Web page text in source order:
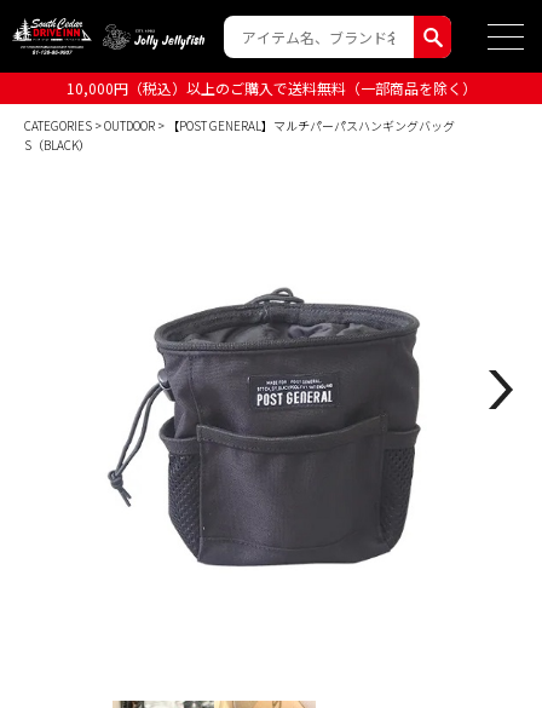
10,000円（税込）以上のご購入で送料無料（一部商品を除く）
CATEGORIES >OUTDOOR > 【POST GENERAL】マルチパーパスハンギングバッグ
S（BLACK）